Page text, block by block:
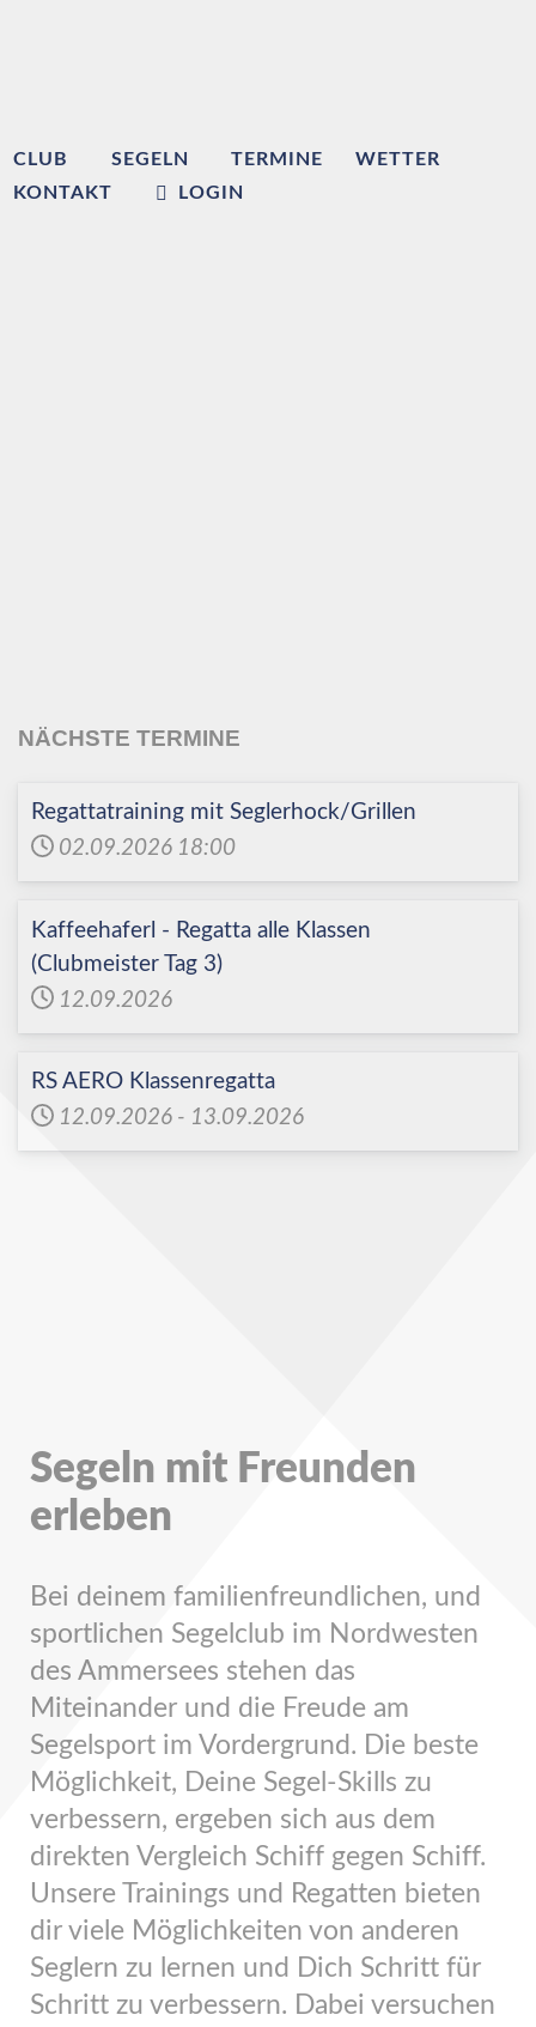
CLUB SEGELN TERMINE
WETTER
KONTAKT
LOGIN
NÄCHSTE TERMINE
Regattatraining mit Seglerhock/Grillen
02.09.2026 18:00
Kaffeehaferl - Regatta alle Klassen
(Clubmeister Tag 3)
12.09.2026
RS AERO Klassenregatta
12.09.2026 - 13.09.2026
Segeln mit Freunden
erleben
Bei deinem familienfreundlichen, und
sportlichen Segelclub im Nordwesten
des Ammersees stehen das
Miteinander und die Freude am
Segelsport im Vordergrund. Die beste
Möglichkeit, Deine Segel-Skills zu
verbessern, ergeben sich aus dem
direkten Vergleich Schiff gegen Schiff.
Unsere Trainings und Regatten bieten
dir viele Möglichkeiten von anderen
Seglern zu lernen und Dich Schritt für
Schritt zu verbessern. Dabei versuchen